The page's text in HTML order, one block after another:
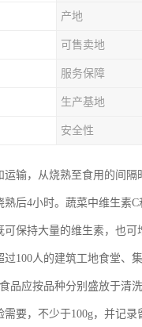
产地
可售卖地
服务保障
生产基地
安全性
输，从烧熟至食用的间
后4小时。蔬菜中维生素
保持大量的维生素，也可
100人的建筑工地食堂、
品应按品种分别盛放于清
要，不少于100g，并记